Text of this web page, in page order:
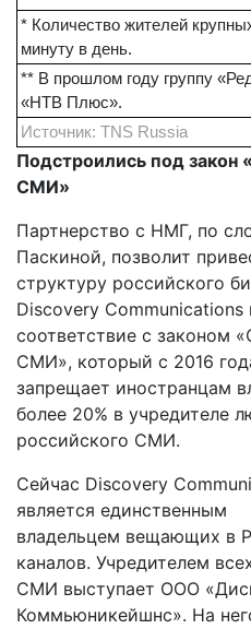
* Количество жителей
минуту в день.
** В прошлом году группу
«НТВ Плюс».
Источник: TNS Russia
Подстроились под закон
СМИ»
Партнерство с НМГ, по
Паскиной, позволит
структуру российского
Discovery Communications
соответствие с законом
СМИ», который с 2016
запрещает иностранцам
более 20% в учредителе
российского СМИ.
Сейчас Discovery
является единственным
владельцем вещающих в
каналов. Учредителем
СМИ выступает ООО
Коммьюникейшнс». На